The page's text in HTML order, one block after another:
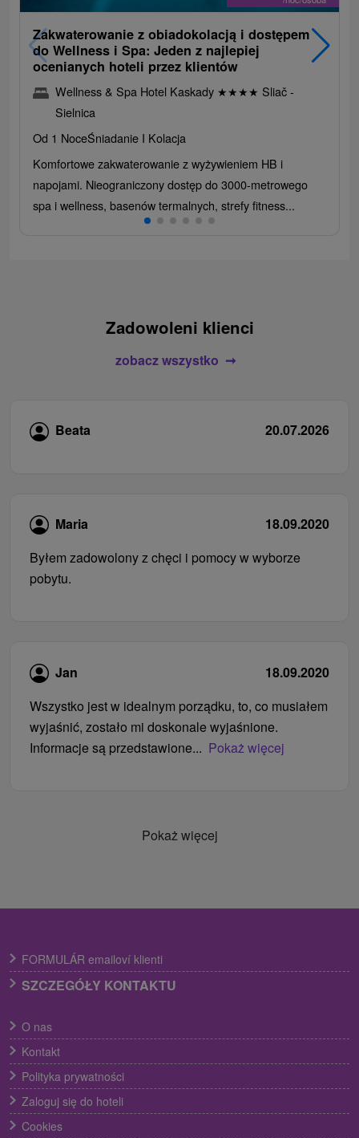
Zakwaterowanie z obiadokolacją i dostępem
do Wellness i Spa: Jeden z najlepiej
ocenianych hoteli przez klientów
Wellness & Spa Hotel Kaskady ★★★★ Sliač -
Sielnica
Od 1 NoceŚniadanie I Kolacja
Komfortowe zakwaterowanie z wyżywieniem HB i
napojami. Nieograniczony dostęp do 3000-metrowego
spa i wellness, basenów termalnych, strefy fitness...
Zadowoleni klienci
zobacz wszystko
Beata 20.07.2026
Maria
18.09.2020
Byłem zadowolony z chęci i pomocy w wyborze
pobytu.
Jan
18.09.2020
Wszystko jest w idealnym porządku, to, co musiałem
wyjaśnić, zostało mi doskonale wyjaśnione.
Informacje są przedstawione... Pokaż więcej
Pokaż więcej
FORMULÁR emailoví klienti
SZCZEGÓŁY KONTAKTU
O nas
Kontakt
Polityka prywatności
Zaloguj się do hoteli
Cookies